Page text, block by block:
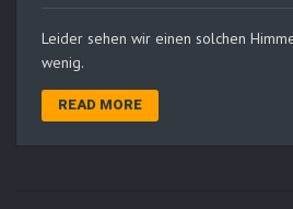
Leider sehen wir einen solchen
wenig.
READ MORE